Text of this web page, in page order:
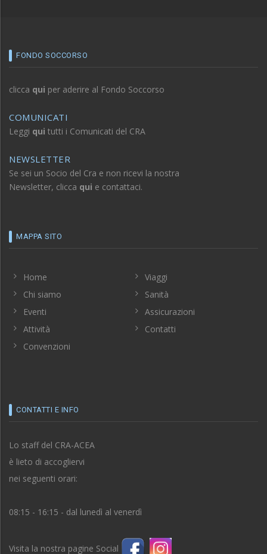
FONDO SOCCORSO
clicca qui per aderire al Fondo Soccorso
COMUNICATI
Leggi qui tutti i Comunicati del CRA
NEWSLETTER
Se sei un Socio del Cra e non ricevi la nostra
Newsletter, clicca qui e contattaci.
MAPPA SITO
Home
Chi siamo
Eventi
Attività
Convenzioni
Viaggi
Sanità
Assicurazioni
Contatti
CONTATTI E INFO
Lo staff del CRA-ACEA
è lieto di accogliervi
nei seguenti orari:
08:15 - 16:15 - dal lunedì al venerdì
Visita la nostra pagine Social